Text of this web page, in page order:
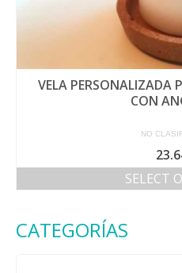
VELA PERSONALIZADA
CON
NO
SELECT
CATEGORÍAS